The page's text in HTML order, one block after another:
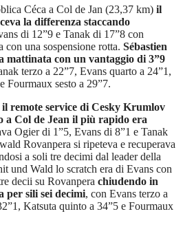
Céca a Col de Jan (23,37 km) il
la differenza staccando
di 12”9 e Tanak di 17”8 con
con una sospensione rotta. Sébastien
mattinata con un vantaggio di 3”9
terzo a 22”7, Evans quarto a 24”1,
Fourmaux sesto a 29”7.
remote service di Cesky Krumlov
a Col de Jean il più rapido era
Ogier di 1”5, Evans di 8”1 e Tanak
Rovanpera si ripeteva e recuperava
a soli tre decimi dal leader della
und Wald lo scratch era di Evans con
decii su Rovanpera chiudendo in
per sili sei decimi, con Evans terzo a
Katsuta quinto a 34”5 e Fourmaux